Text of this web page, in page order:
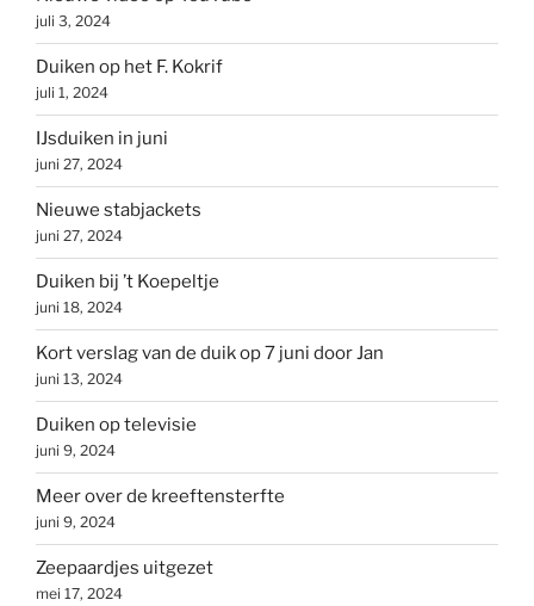
juli 3, 2024
Duiken op het F. Kokrif
juli 1, 2024
IJsduiken in juni
juni 27, 2024
Nieuwe stabjackets
juni 27, 2024
Duiken bij ’t Koepeltje
juni 18, 2024
Kort verslag van de duik op 7 juni door Jan
juni 13, 2024
Duiken op televisie
juni 9, 2024
Meer over de kreeftensterfte
juni 9, 2024
Zeepaardjes uitgezet
mei 17, 2024